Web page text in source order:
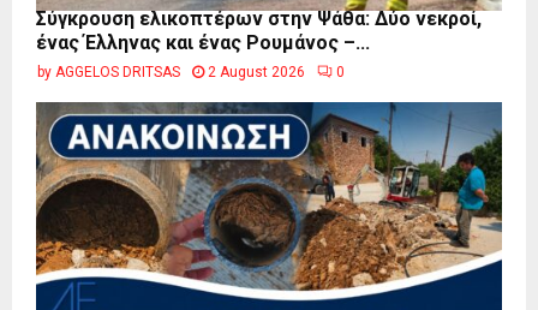
Σύγκρουση ελικοπτέρων στην Ψάθα: Δύο νεκροί,
ένας Έλληνας και ένας Ρουμάνος –...
by AGGELOS DRITSAS 2 August 2026 0